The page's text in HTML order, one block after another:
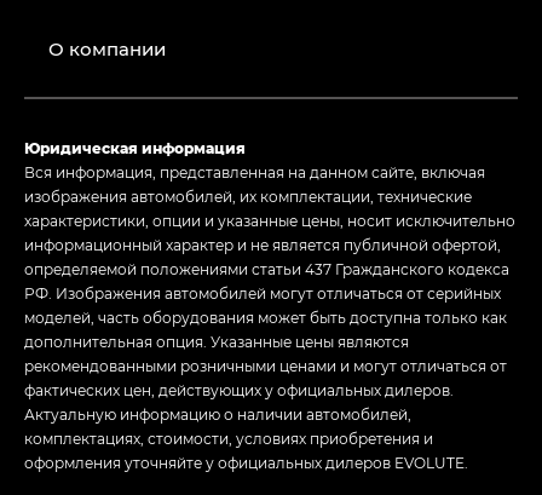
О компании
Юридическая информация
Вся информация, представленная на данном сайте, включая
изображения автомобилей, их комплектации, технические
характеристики, опции и указанные цены, носит исключительно
информационный характер и не является публичной офертой,
определяемой положениями статьи 437 Гражданского кодекса
РФ. Изображения автомобилей могут отличаться от серийных
моделей, часть оборудования может быть доступна только как
дополнительная опция. Указанные цены являются
рекомендованными розничными ценами и могут отличаться от
фактических цен, действующих у официальных дилеров.
Актуальную информацию о наличии автомобилей,
комплектациях, стоимости, условиях приобретения и
оформления уточняйте у официальных дилеров EVOLUTE.